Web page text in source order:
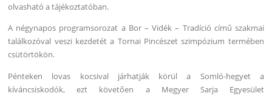
olvasható a tájékoztatóban.
A négynapos programsorozat a Bor – Vidék – Tradíció című szakmai
találkozóval veszi kezdetét a Tornai Pincészet szimpózium termében
csütörtökön.
Pénteken lovas kocsival járhatják körül a Somló-hegyet a
kíváncsiskodók, ezt követően a Megyer Sarja Egyesület